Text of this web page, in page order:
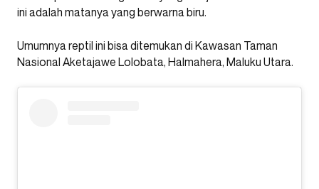
ini adalah matanya yang berwarna biru.
Umumnya reptil ini bisa ditemukan di Kawasan Taman
Nasional Aketajawe Lolobata, Halmahera, Maluku Utara.